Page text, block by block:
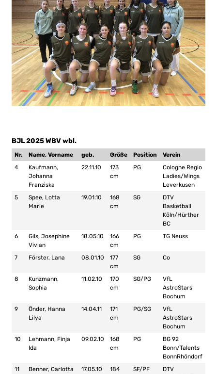
BJL 2025 WBV wbl.
Nr. Name, Vorname geb. Größe Position
Verein
4
Kaufmann,
Johanna
Franziska
22.11.10
173
cm
PG
Cologne Regio
Ladies/Wings
Leverkusen
5
Spee, Lotta
Marie
19.01.10
168
cm
SG
DTV
Basketball
Köln/Hürther
BC
6
Gils, Josephine
Vivian
18.05.10
166
cm
PG TG Neuss
7 Förster, Lana 08.01.10
177
cm
SG Co
8
Kunzmann,
Sophia
11.02.10
170
cm
SG/PG
VfL
AstroStars
Bochum
9
Önder, Hanna
Lilya
14.04.11
171
cm
PG/SG
VfL
AstroStars
Bochum
10
Lehmann, Finja
Ida
09.02.10
168
cm
PG
BG 92
Bonn/Talents
BonnRhöndorf
11
Benner, Carlotta
17.05.10
184
SF/PF
DTV